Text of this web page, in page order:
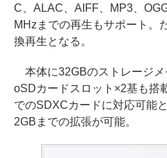
C、ALAC、AIFF、MP3、
MHzまでの再生もサポート。
換再生となる。
本体に32GBのストレージ
oSDカードスロット×2基も搭
でのSDXCカードに対応可能
2GBまでの拡張が可能。